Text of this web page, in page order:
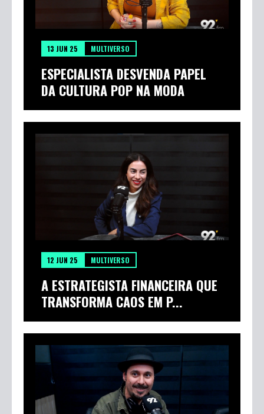
13 JUN 25 MULTIVERSO
ESPECIALISTA DESVENDA PAPEL
DA CULTURA POP NA MODA
12 JUN 25 MULTIVERSO
A ESTRATEGISTA FINANCEIRA QUE
TRANSFORMA CAOS EM P...